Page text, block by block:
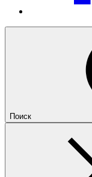
Поиск